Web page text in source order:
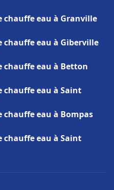
eau à Granville
eau à Giberville
eau à Betton
eau à Saint
eau à Bompas
eau à Saint